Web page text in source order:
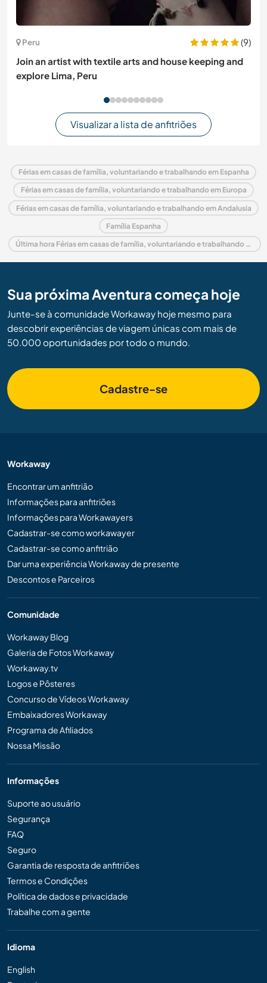
Peru
(9)
Join an artist with textile arts and house keeping and
explore Lima, Peru
Visualizar a lista de anfitriões
Férias em casas de família, voluntariando e trabalhando em Espanha
Férias em casas de família, voluntariando e trabalhando em Europa
Férias em casas de família, voluntariando e trabalhando em Andalusia
Família Espanha
Última hora Férias em casas de família, voluntariando e trabalhando em Espanha
Sua próxima Aventura começa hoje
Junte-se à comunidade Workaway hoje mesmo para
descobrir experiências de viagem únicas com mais de
50.000 oportunidades por todo o mundo.
Cadastre-se
Workaway
Encontrar um anfitrião
Informações para anfitriões
Informações para Workawayers
Cadastrar-se como workawayer
Cadastrar-se como anfitrião
Dar uma experiência Workaway de presente
Descontos e Parceiros
Comunidade
Workaway Blog
Galeria de Fotos Workaway
Workaway.tv
Logos e Pôsteres
Concurso de Vídeos Workaway
Embaixadores Workaway
Programa de Afiliados
Nossa Missão
Informações
Suporte ao usuário
Segurança
FAQ
Seguro
Garantia de resposta de anfitriões
Termos e Condições
Política de dados e privacidade
Trabalhe com a gente
Idioma
English